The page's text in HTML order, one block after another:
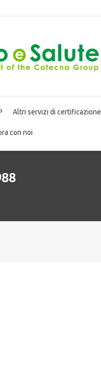
Altri servizi di certificazione
con noi